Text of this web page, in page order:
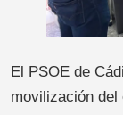
El PSOE de
movilización del